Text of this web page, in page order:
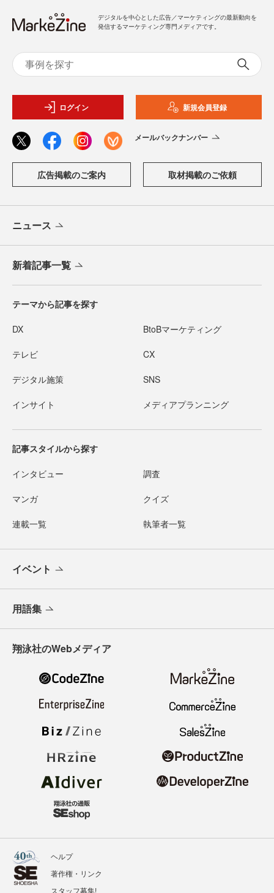
デジタルを中心とした広告／マーケティングの最新動向を
発信するマーケティング専門メディアです。
ログイン 新規会員登録
メールバックナンバー
広告掲載のご案内 取材掲載のご依頼
ニュース
新着記事一覧
テーマから記事を探す
DX BtoBマーケティング
テレビ CX
デジタル施策 SNS
インサイト メディアプランニング
記事スタイルから探す
インタビュー 調査
マンガ クイズ
連載一覧 執筆者一覧
イベント
用語集
翔泳社のWebメディア
ヘルプ
著作権・リンク
スタッフ募集!